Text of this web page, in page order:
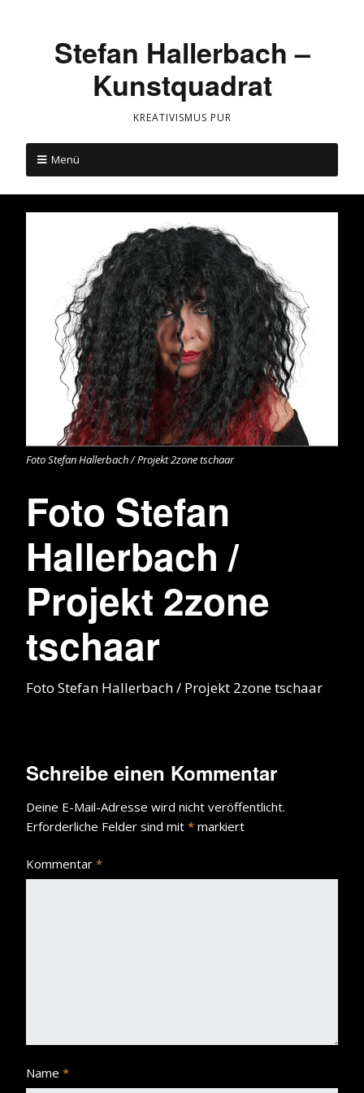
Stefan Hallerbach –
Kunstquadrat
KREATIVISMUS PUR
Menü
Foto Stefan Hallerbach / Projekt 2zone tschaar
Foto Stefan
Hallerbach /
Projekt 2zone
tschaar
Foto Stefan Hallerbach / Projekt 2zone tschaar
Schreibe einen Kommentar
Deine E-Mail-Adresse wird nicht veröffentlicht.
Erforderliche Felder sind mit * markiert
Kommentar *
Name *